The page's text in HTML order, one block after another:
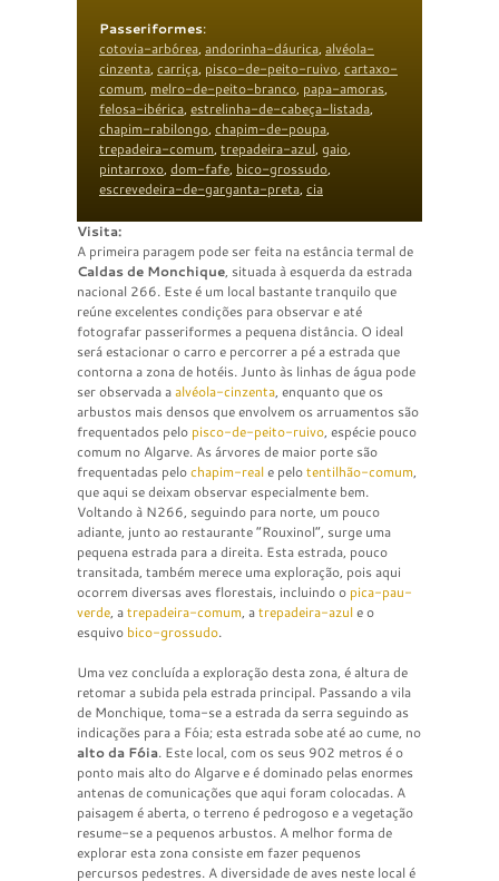
Passeriformes:
cotovia-arbórea, andorinha-dáurica, alvéola-
cinzenta, carriça, pisco-de-peito-ruivo, cartaxo-
comum, melro-de-peito-branco, papa-amoras,
felosa-ibérica, estrelinha-de-cabeça-listada,
chapim-rabilongo, chapim-de-poupa,
trepadeira-comum, trepadeira-azul, gaio,
pintarroxo, dom-fafe, bico-grossudo,
escrevedeira-de-garganta-preta, cia
Visita:
A primeira paragem pode ser feita na estância termal de
Caldas de Monchique, situada à esquerda da estrada
nacional 266. Este é um local bastante tranquilo que
reúne excelentes condições para observar e até
fotografar passeriformes a pequena distância. O ideal
será estacionar o carro e percorrer a pé a estrada que
contorna a zona de hotéis. Junto às linhas de água pode
ser observada aalvéola-cinzenta, enquanto que os
arbustos mais densos que envolvem os arruamentos são
frequentados pelo pisco-de-peito-ruivo, espécie pouco
comum no Algarve. As árvores de maior porte são
frequentadas pelochapim-reale pelotentilhão-comum,
que aqui se deixam observar especialmente bem.
Voltando à N266, seguindo para norte, um pouco
adiante, junto ao restaurante “Rouxinol”, surge uma
pequena estrada para a direita. Esta estrada, pouco
transitada, também merece uma exploração, pois aqui
ocorrem diversas aves florestais, incluindo o pica-pau-
verde, atrepadeira-comum, atrepadeira-azule o
esquivo bico-grossudo.
Uma vez concluída a exploração desta zona, é altura de
retomar a subida pela estrada principal. Passando a vila
de Monchique, toma-se a estrada da serra seguindo as
indicações para a Fóia; esta estrada sobe até ao cume, no
alto da Fóia. Este local, com os seus 902 metros é o
ponto mais alto do Algarve e é dominado pelas enormes
antenas de comunicações que aqui foram colocadas. A
paisagem é aberta, o terreno é pedrogoso e a vegetação
resume-se a pequenos arbustos. A melhor forma de
explorar esta zona consiste em fazer pequenos
percursos pedestres. A diversidade de aves neste local é